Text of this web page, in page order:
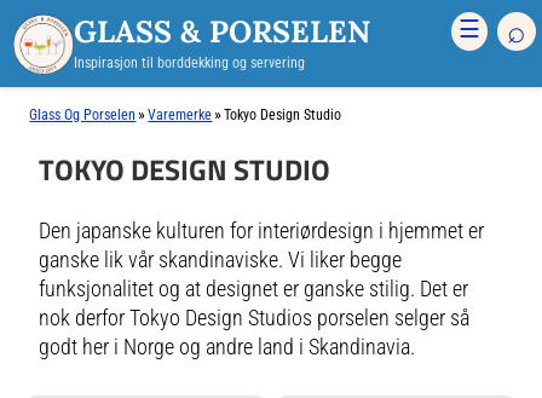
GLASS & PORSELEN
Inspirasjon til borddekking og servering
☰ ⌕
Glass Og Porselen »Varemerke »Tokyo Design Studio
TOKYO DESIGN STUDIO
Den japanske kulturen for interiørdesign i hjemmet er
ganske lik vår skandinaviske. Vi liker begge
funksjonalitet og at designet er ganske stilig. Det er
nok derfor Tokyo Design Studios porselen selger så
godt her i Norge og andre land i Skandinavia.